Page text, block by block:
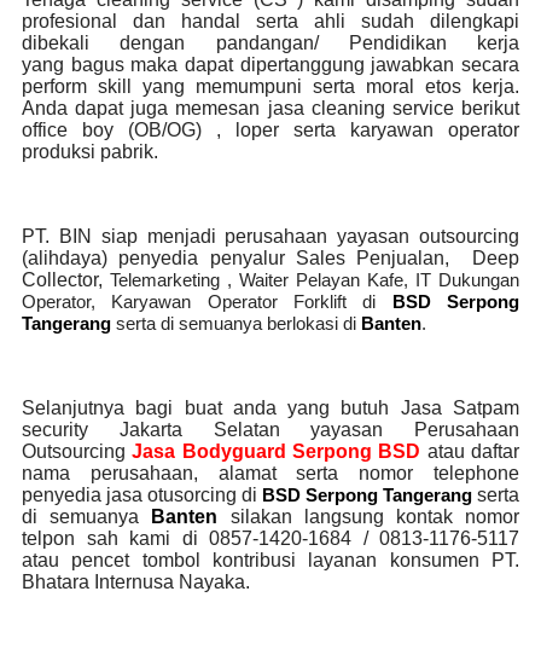
profesional dan handal serta ahli sudah dilengkapi
dibekali dengan pandangan/ Pendidikan kerja
yang bagus maka dapat dipertanggung jawabkan secara
perform skill yang memumpuni serta moral etos kerja.
Anda dapat juga memesan jasa cleaning service berikut
office boy (OB/OG) , loper serta karyawan operator
produksi pabrik.
PT. BIN siap menjadi perusahaan yayasan outsourcing
(alihdaya) penyedia penyalur Sales Penjualan, Deep
Collector, Telemarketing , Waiter Pelayan Kafe, IT Dukungan
Operator, Karyawan Operator Forklift di BSD Serpong
Tangerang serta di semuanya berlokasi di Banten.
Selanjutnya bagi buat anda yang butuh Jasa Satpam
security Jakarta Selatan yayasan Perusahaan
OutsourcingJasa Bodyguard Serpong BSD atau daftar
nama perusahaan, alamat serta nomor telephone
penyedia jasa otusorcing di BSD Serpong Tangerang serta
di semuanya
Banten silakan langsung kontak nomor
telpon sah kami di 0857-1420-1684 / 0813-1176-5117
atau pencet tombol kontribusi layanan konsumen PT.
Bhatara Internusa Nayaka.